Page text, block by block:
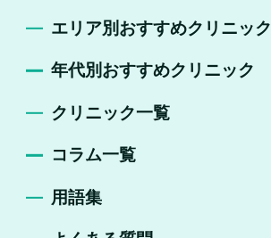
エリア別おすすめクリニック
年代別おすすめクリニック
クリニック一覧
コラム一覧
用語集